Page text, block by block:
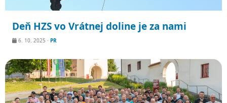
Deň HZS vo Vrátnej doline je za nami
6. 10. 2025 · PR